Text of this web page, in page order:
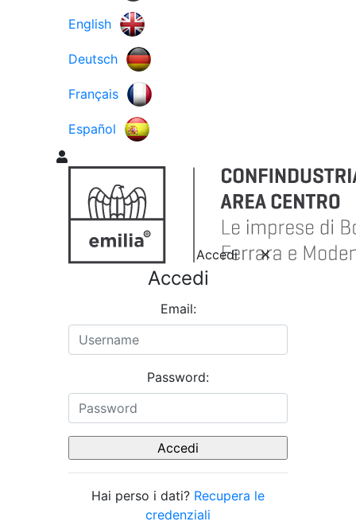
English
Deutsch
Français
Español
Accedi
Accedi
Email:
Password:
Hai perso i dati? Recupera le
credenziali